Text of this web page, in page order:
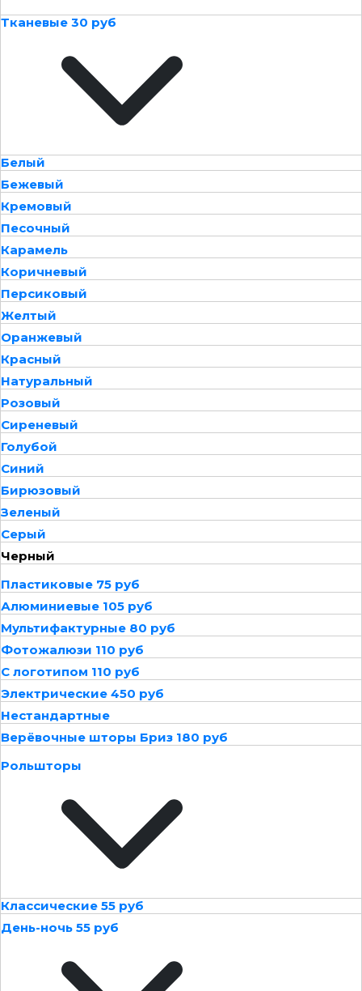
Тканевые 30 руб
Белый
Бежевый
Кремовый
Песочный
Карамель
Коричневый
Персиковый
Желтый
Оранжевый
Красный
Натуральный
Розовый
Сиреневый
Голубой
Синий
Бирюзовый
Зеленый
Серый
Черный
Пластиковые 75 руб
Алюминиевые 105 руб
Мультифактурные 80 руб
Фотожалюзи 110 руб
С логотипом 110 руб
Электрические 450 руб
Нестандартные
Верёвочные шторы Бриз 180 руб
Рольшторы
Классические 55 руб
День-ночь 55 руб